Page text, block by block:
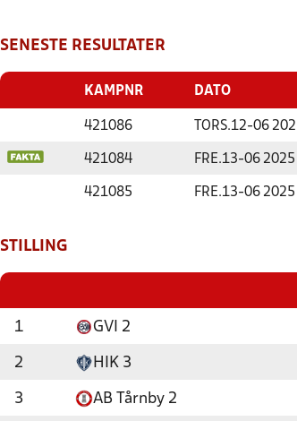
SENESTE RESULTATER
KAMPNR DATO
421086 TORS.12-06
421084 FRE.13-06 2025
421085 FRE.13-06 2025
STILLING
1 GVI 2
2 HIK 3
3 AB Tårnby 2